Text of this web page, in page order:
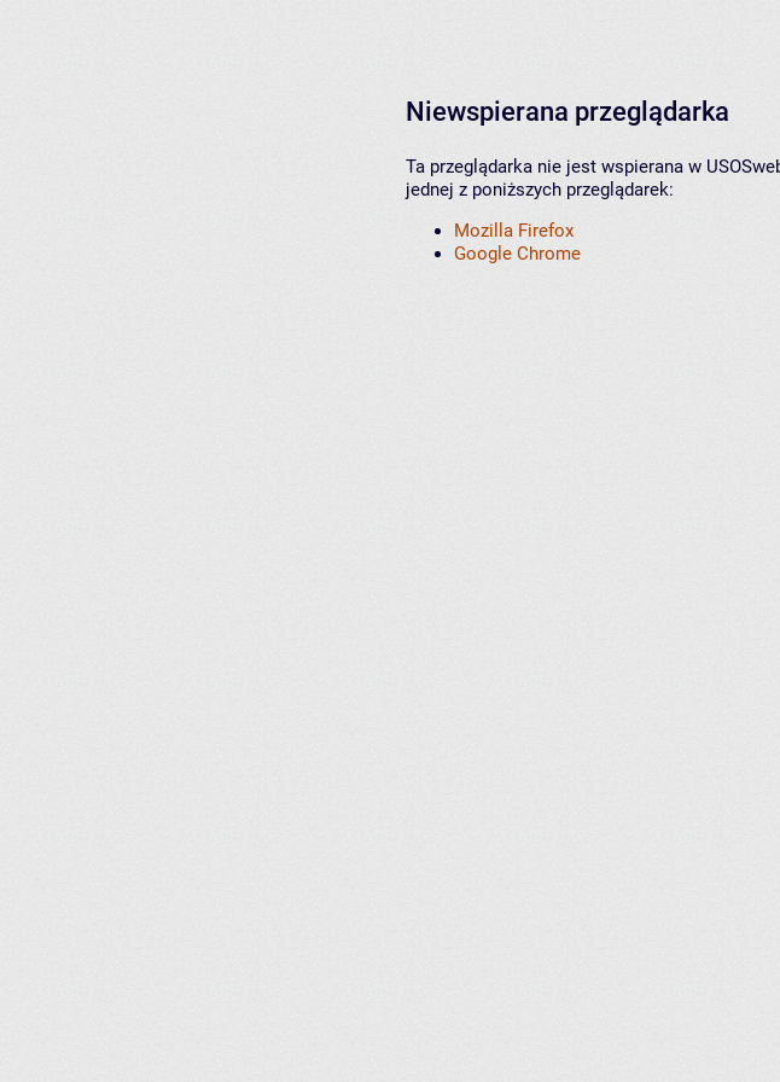
Niewspierana przeglądarka
Ta przeglądarka nie jest wspierana w
jednej z poniższych przeglądarek:
Mozilla Firefox
Google Chrome